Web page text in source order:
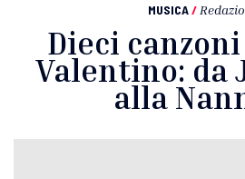
MUSICA /
Dieci
Valentino: da
alla